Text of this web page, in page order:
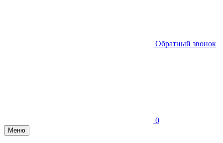
Обратный звонок
0
Меню